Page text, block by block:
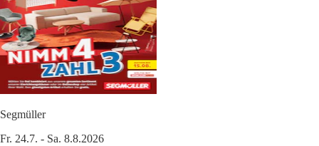
Segmüller
Fr. 24.7. - Sa. 8.8.2026